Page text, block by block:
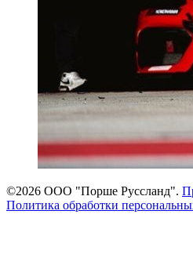
©2026 ООО "Порше Руссланд".
Политика обработки